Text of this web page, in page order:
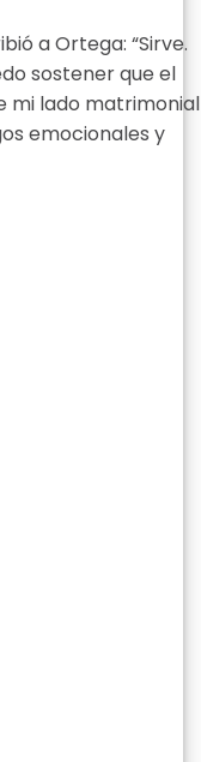
a Ortega: “Sirve.
sostener que el
mi lado matrimonial
emocionales y